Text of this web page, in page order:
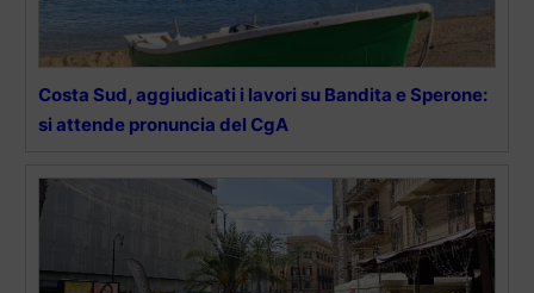
Costa Sud, aggiudicati i lavori su Bandita e Sperone:
si attende pronuncia del CgA